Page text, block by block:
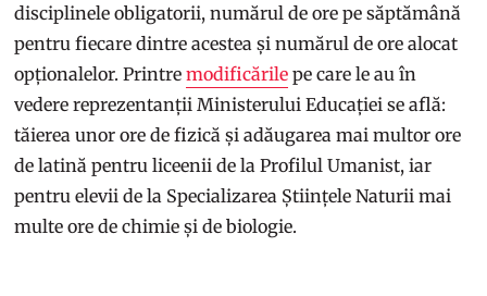
disciplinele obligatorii, numărul de ore pe săptămână
pentru fiecare dintre acestea și numărul de ore alocat
opționalelor. Printremodificările pe care le au în
vedere reprezentanții Ministerului Educației se află:
tăierea unor ore de fizică și adăugarea mai multor ore
de latină pentru liceenii de la Profilul Umanist, iar
pentru elevii de la Specializarea Științele Naturii mai
multe ore de chimie și de biologie.